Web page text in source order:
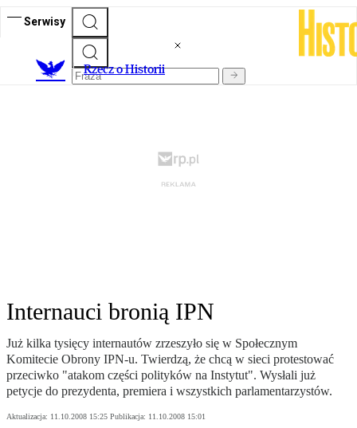
Serwisy
Rzecz o Historii
Internauci bronią IPN
Już kilka tysięcy internautów zrzeszyło się w Społecznym
Komitecie Obrony IPN-u. Twierdzą, że chcą w sieci protestować
przeciwko "atakom części polityków na Instytut". Wysłali już
petycje do prezydenta, premiera i wszystkich parlamentarzystów.
Aktualizacja: 11.10.2008 15:25 Publikacja: 11.10.2008 15:01